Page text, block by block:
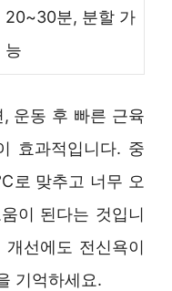
20~30분, 분할 가
능
운동 후 빠른 근육
효과적입니다. 중
로 맞추고 너무 오
이 된다는 것입니
선에도 전신욕이
기억하세요.